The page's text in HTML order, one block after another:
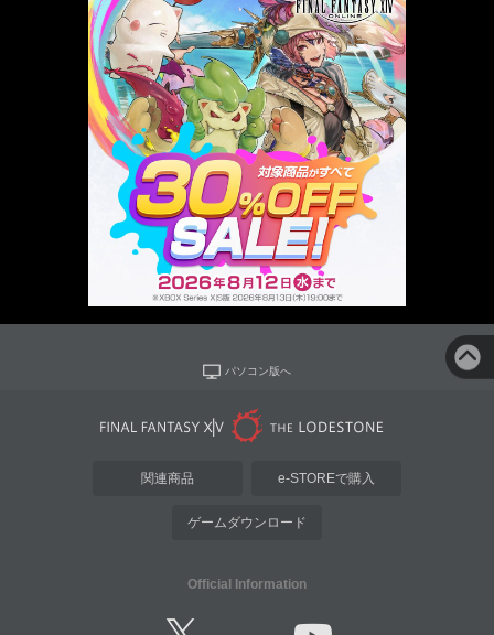
パソコン版へ
関連商品 e-STOREで購入
ゲームダウンロード
Official Information